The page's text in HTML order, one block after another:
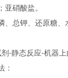
硝酸盐。
、总钾、还原糖
-静态反应-机器
：